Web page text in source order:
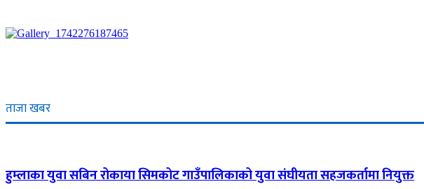
ताजा खबर
हुम्लाका युवा सबिन रोकाया सिमकोट गाउँपालिकाको युवा संघीयता सहजकर्तामा नियुक्त